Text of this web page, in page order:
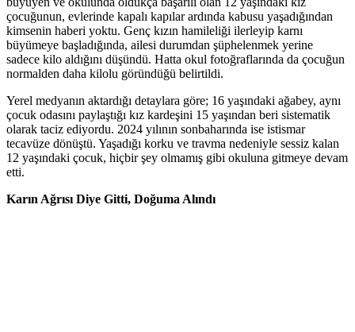
çocuğunun, evlerinde kapalı kapılar ardında kabusu yaşadığından
kimsenin haberi yoktu. Genç kızın hamileliği ilerleyip karnı
büyümeye başladığında, ailesi durumdan şüphelenmek yerine
sadece kilo aldığını düşündü. Hatta okul fotoğraflarında da çocuğun
normalden daha kilolu göründüğü belirtildi.
Yerel medyanın aktardığı detaylara göre; 16 yaşındaki ağabey, aynı
çocuk odasını paylaştığı kız kardeşini 15 yaşından beri sistematik
olarak taciz ediyordu. 2024 yılının sonbaharında ise istismar
tecavüze dönüştü. Yaşadığı korku ve travma nedeniyle sessiz kalan
12 yaşındaki çocuk, hiçbir şey olmamış gibi okuluna gitmeye devam
etti.
Karın Ağrısı Diye Gitti, Doğuma Alındı